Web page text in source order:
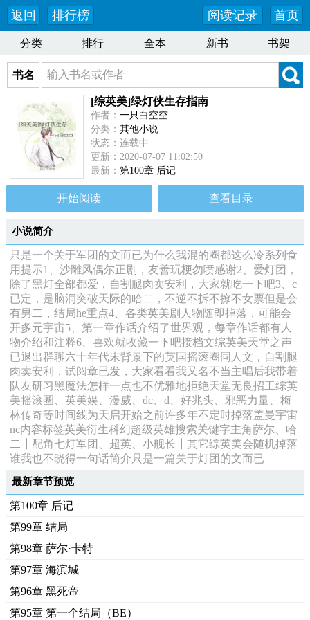
返回 排行榜 首页
阅读记录
分类 排行 全本 新书 书架
书名
[综英美]绿灯侠生存指南
作者： 一只白空空
分类： 其他小说
状态：连载中
更新：2020-07-07 11:02:50
最新： 第100章 后记
开始阅读 查看目录
小说简介
只是一个关于军团的文而已为什么我混的圈都这么冷系列食
用提示1、沙雕风偶尔正剧，友善玩梗勿喷感谢2、爱灯团，
除了黑灯全部都爱，自割腿肉卖安利，大家就吃一下吧3、c
已定，是脑洞突破天际的哈二，不逆不拆不撩不女票但是会
有男二，结局he重点4、各类英美剧人物随即掉落，可能会
开多元宇宙5、第一章作话介绍了世界观，每章作话都有人
物介绍和注释6、喜欢就收藏一下吧接档文综英美天堂之声
已退出群聊六十年代末背景下的英国摇滚圈同人文，自割腿
肉卖安利，试阅章已发，大家看看我又名不当主唱后我带着
队友研习黑魔法怎样一点也不优雅地拒绝天堂无良招工综英
美摇滚圈、英美娱、漫威、dc、d、好兆头、邪恶力量、梅
林传奇等时间线为天启开始之前许多年不定时掉落盖曼宇宙
nc内容标签英美衍生科幻超级英雄搜索关键字主角萨尔、哈
二┃配角七灯军团、超英、小舰长┃其它综英美会随机掉落
谁我也不晓得一句话简介只是一篇关于灯团的文而已
最新章节预览
第100章 后记
第99章 结局
第98章 萨尔·卡特
第97章 海滨城
第96章 黑死帝
第95章 第一个结局（BE）